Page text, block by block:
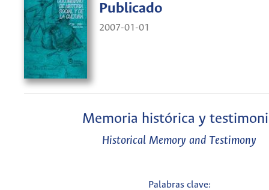
Publicado
2007-01-01
Memoria histórica y
Historical Memory and Testimony
Palabras clave: